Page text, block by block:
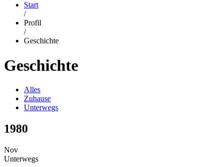
Start
/
Profil
/
Geschichte
Geschichte
Alles
Zuhause
Unterwegs
1980
Nov
Unterwegs